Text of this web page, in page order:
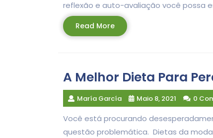
reflexão e auto-avaliação você possa
Read MoreRead
More
A Melhor Dieta Para
María García Maio 8, 2021 0
Você está procurando
questão problemática. Dietas da